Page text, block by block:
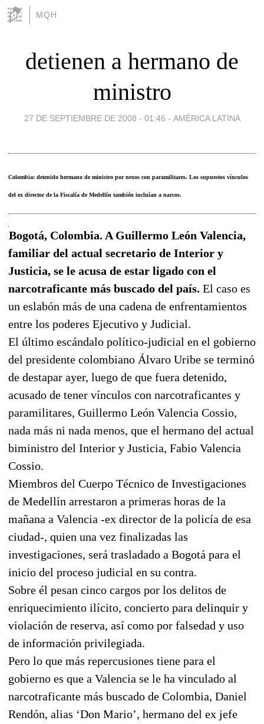
MQH
detienen a hermano de
ministro
27 DE SEPTIEMBRE DE 2008 - 01:46 - AMÉRICA LATINA
Colombia: detenido hermano de ministro por nexos con paramilitares. Los supuestos vínculos
del ex director de la Fiscalía de Medellín también incluían a narcos.
Bogotá, Colombia. A Guillermo León Valencia,
familiar del actual secretario de Interior y
Justicia, se le acusa de estar ligado con el
narcotraficante más buscado del país. El caso es
un eslabón más de una cadena de enfrentamientos
entre los poderes Ejecutivo y Judicial.
El último escándalo político-judicial en el gobierno
del presidente colombiano Álvaro Uribe se terminó
de destapar ayer, luego de que fuera detenido,
acusado de tener vínculos con narcotraficantes y
paramilitares, Guillermo León Valencia Cossio,
nada más ni nada menos, que el hermano del actual
biministro del Interior y Justicia, Fabio Valencia
Cossio.
Miembros del Cuerpo Técnico de Investigaciones
de Medellín arrestaron a primeras horas de la
mañana a Valencia -ex director de la policía de esa
ciudad-, quien una vez finalizadas las
investigaciones, será trasladado a Bogotá para el
inicio del proceso judicial en su contra.
Sobre él pesan cinco cargos por los delitos de
enriquecimiento ilícito, concierto para delinquir y
violación de reserva, así como por falsedad y uso
de información privilegiada.
Pero lo que más repercusiones tiene para el
gobierno es que a Valencia se le ha vinculado al
narcotraficante más buscado de Colombia, Daniel
Rendón, alias ‘Don Mario’, hermano del ex jefe